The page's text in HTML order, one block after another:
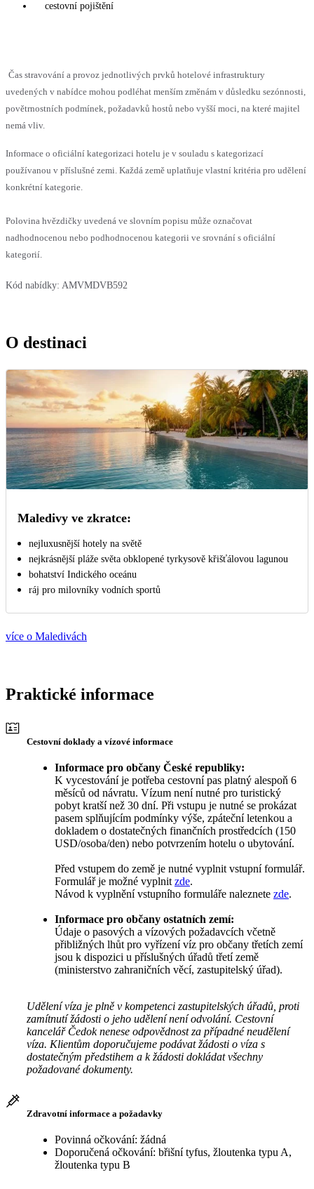
cestovní pojištění
Čas stravování a provoz jednotlivých prvků hotelové infrastruktury
uvedených v nabídce mohou podléhat menším změnám v důsledku sezónnosti,
povětrnostních podmínek, požadavků hostů nebo vyšší moci, na které majitel
nemá vliv.
Informace o oficiální kategorizaci hotelu je v souladu s kategorizací
používanou v příslušné zemi. Každá země uplatňuje vlastní kritéria pro udělení
konkrétní kategorie.
Polovina hvězdičky uvedená ve slovním popisu může označovat
nadhodnocenou nebo podhodnocenou kategorii ve srovnání s oficiální
kategorií.
Kód nabídky: AMVMDVB592
O destinaci
Maledivy ve zkratce:
nejluxusnější hotely na světě
nejkrásnější pláže světa obklopené tyrkysově křišťálovou lagunou
bohatství Indického oceánu
ráj pro milovníky vodních sportů
více o Maledivách
Praktické informace
Cestovní doklady a vízové informace
Informace pro občany České republiky:
K vycestování je potřeba cestovní pas platný alespoň 6
měsíců od návratu. Vízum není nutné pro turistický
pobyt kratší než 30 dní. Při vstupu je nutné se prokázat
pasem splňujícím podmínky výše, zpáteční letenkou a
dokladem o dostatečných finančních prostředcích (150
USD/osoba/den) nebo potvrzením hotelu o ubytování.
Před vstupem do země je nutné vyplnit vstupní formulář.
Formulář je možné vyplnit zde.
Návod k vyplnění vstupního formuláře naleznete zde.
Informace pro občany ostatních zemí:
Údaje o pasových a vízových požadavcích včetně
přibližných lhůt pro vyřízení víz pro občany třetích zemí
jsou k dispozici u příslušných úřadů třetí země
(ministerstvo zahraničních věcí, zastupitelský úřad).
Udělení víza je plně v kompetenci zastupitelských úřadů, proti
zamítnutí žádosti o jeho udělení není odvolání. Cestovní
kancelář Čedok nenese odpovědnost za případné neudělení
víza. Klientům doporučujeme podávat žádosti o víza s
dostatečným předstihem a k žádosti dokládat všechny
požadované dokumenty.
Zdravotní informace a požadavky
Povinná očkování: žádná
Doporučená očkování: břišní tyfus, žloutenka typu A,
žloutenka typu B